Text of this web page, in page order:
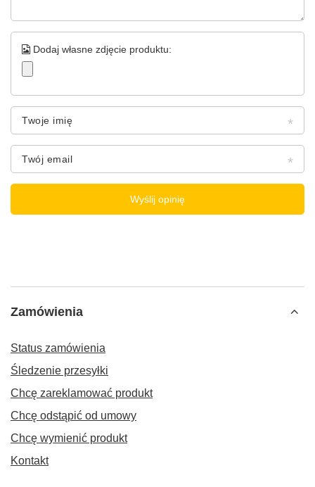
Dodaj własne zdjęcie produktu:
Twoje imię
Twój email
Wyślij opinię
Zamówienia
Status zamówienia
Śledzenie przesyłki
Chcę zareklamować produkt
Chcę odstąpić od umowy
Chcę wymienić produkt
Kontakt